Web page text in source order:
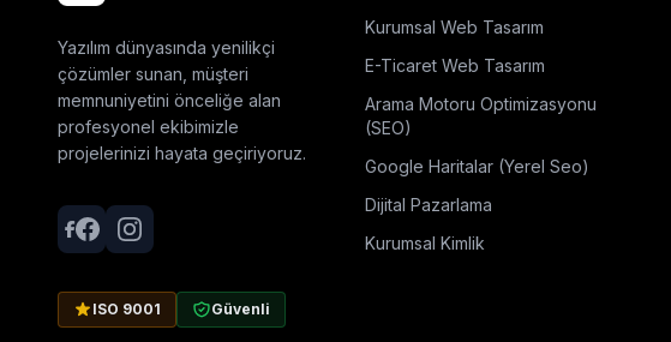
Yazılım dünyasında yenilikçi
çözümler sunan, müşteri
memnuniyetini önceliğe alan
profesyonel ekibimizle
projelerinizi hayata geçiriyoruz.
ISO 9001 Güvenli
Kurumsal Web Tasarım
E-Ticaret Web Tasarım
Arama Motoru Optimizasyonu
(SEO)
Google Haritalar (Yerel Seo)
Dijital Pazarlama
Kurumsal Kimlik